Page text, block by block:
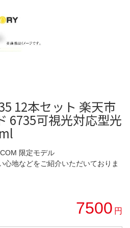
12本セット 楽天市
6735可視光対応型光
限定モデル
心地などをご紹介いただいておりま
7500 円